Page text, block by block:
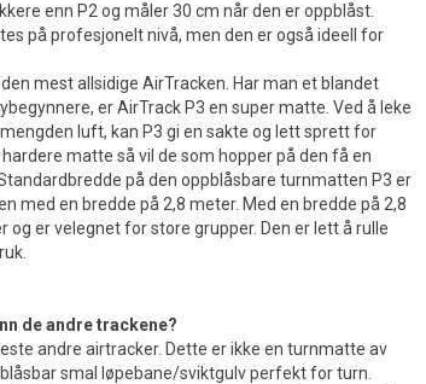
enn P2 og måler 30 cm når den er oppblåst.
på profesjonelt nivå, men den er også ideell for
mest allsidige AirTracken. Har man et blandet
er AirTrack P3 en super matte. Ved å leke
luft, kan P3 gi en sakte og lett sprett for
matte så vil de som hopper på den få en
på den oppblåsbare turnmatten P3 er
med en bredde på 2,8 meter. Med en bredde på 2,8
og er velegnet for store grupper. Den er lett å rulle
de andre trackene?
andre airtracker. Dette er ikke en turnmatte av
smal løpebane/sviktgulv perfekt for turn.